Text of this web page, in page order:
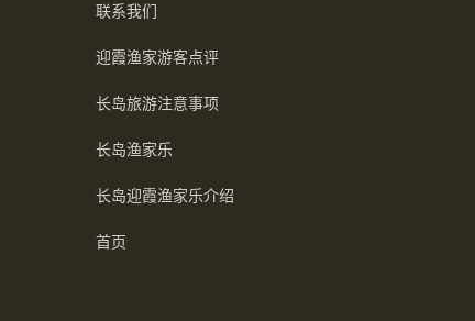
联系我们
迎霞渔家游客点评
长岛旅游注意事项
长岛渔家乐
长岛迎霞渔家乐介绍
首页